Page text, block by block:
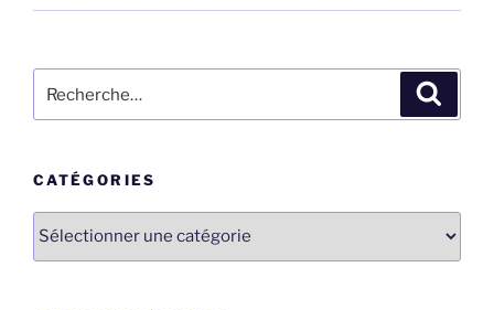
pour
CATÉGORIES
Catégories